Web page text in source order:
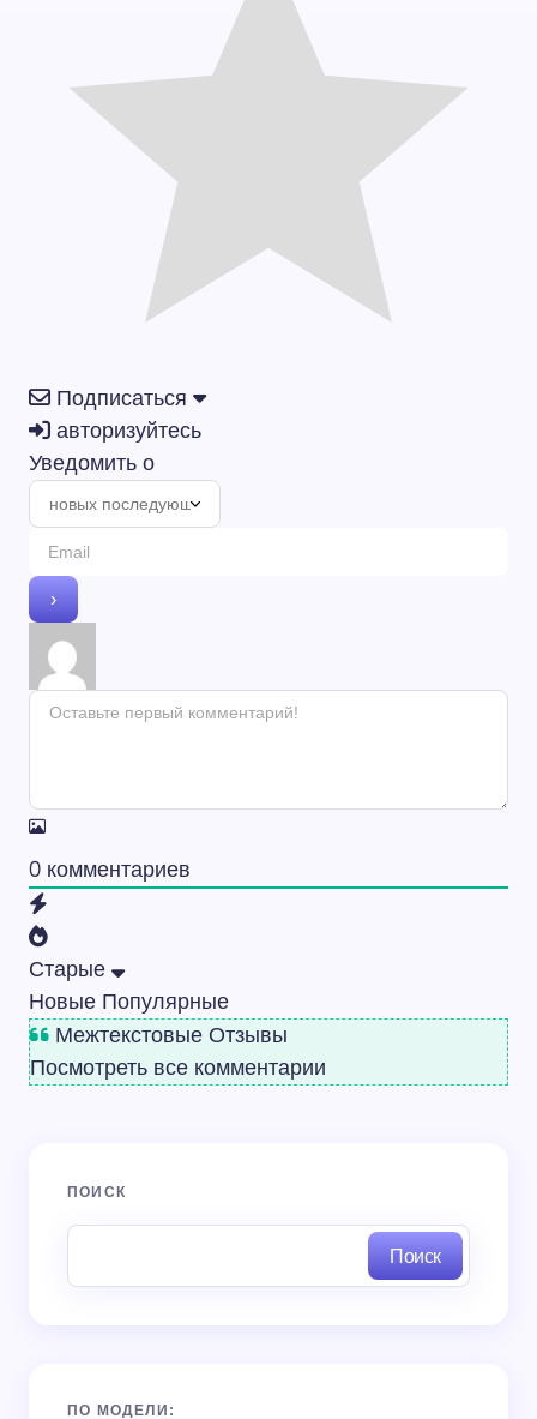
Подписаться
авторизуйтесь
Уведомить о
0комментариев
Старые
НовыеПопулярные
Межтекстовые Отзывы
Посмотреть все комментарии
ПОИСК
Поиск
ПО МОДЕЛИ: